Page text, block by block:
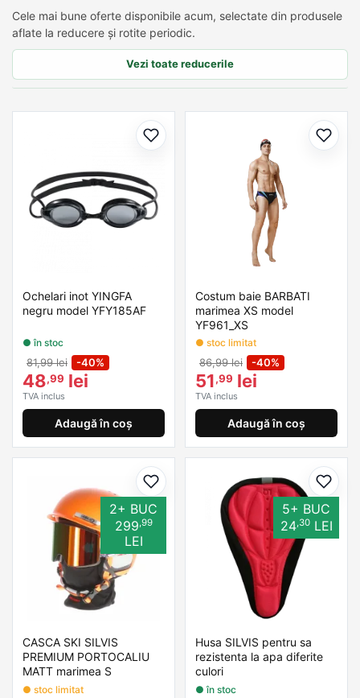
Cele mai bune oferte disponibile acum, selectate din produsele
aflate la reducere și rotite periodic.
Vezi toate reducerile
Adaugă la favorite
Ochelari inot YINGFA
negru model YFY185AF
● în stoc
81,99 lei -40%
48,99 lei
TVA inclus
Adaugă în coș
Costum baie BARBATI
marimea XS model
YF961_XS
● stoc limitat
86,99 lei -40%
51,99 lei
TVA inclus
Adaugă în coș
Adaugă la favorite
2+ BUC
299,99
LEI
CASCA SKI SILVIS
PREMIUM PORTOCALIU
MATT marimea S
● stoc limitat
5+ BUC
24,30LEI
Husa SILVIS pentru sa
rezistenta la apa diferite
culori
● în stoc